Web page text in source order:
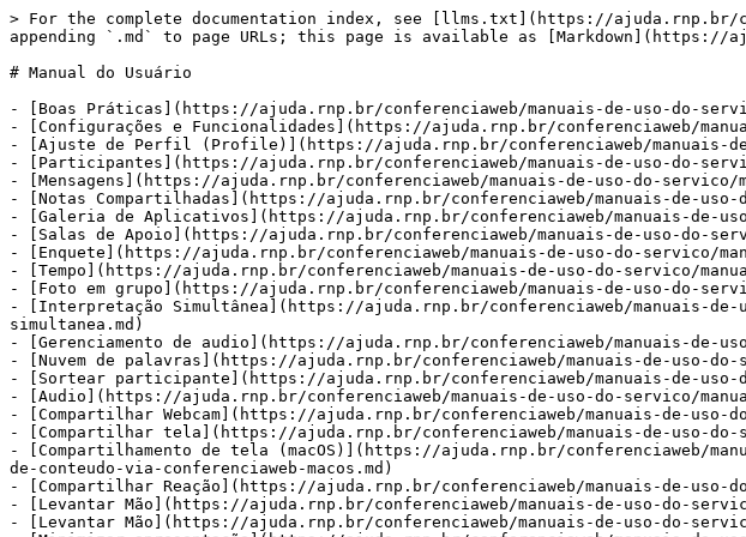
> For the complete documentation index, see [llms.txt](https://ajuda.rnp.br/conferenciaweb/llms.txt). Markdown versions of documentation pages are available by appending `.md` to page URLs; this page is available as [Markdown](https://ajuda.rnp.br/conferenciaweb/manuais-de-uso-do-servico/manual-do-usuario.md).

# Manual do Usuário

- [Boas Práticas](https://ajuda.rnp.br/conferenciaweb/manuais-de-uso-do-servico/manual-do-usuario/boas-praticas.md)
- [Configurações e Funcionalidades](https://ajuda.rnp.br/conferenciaweb/manuais-de-uso-do-servico/manual-do-usuario/configuracoes-e-funcionalidades.md)
- [Ajuste de Perfil (Profile)](https://ajuda.rnp.br/conferenciaweb/manuais-de-uso-do-servico/manual-do-usuario/configuracoes-e-funcionalidades/upload-de-arquivos.md)
- [Participantes](https://ajuda.rnp.br/conferenciaweb/manuais-de-uso-do-servico/manual-do-usuario/configuracoes-e-funcionalidades/participantes.md)
- [Mensagens](https://ajuda.rnp.br/conferenciaweb/manuais-de-uso-do-servico/manual-do-usuario/configuracoes-e-funcionalidades/upload-de-arquivos-1.md)
- [Notas Compartilhadas](https://ajuda.rnp.br/conferenciaweb/manuais-de-uso-do-servico/manual-do-usuario/configuracoes-e-funcionalidades/notas-compartilhadas.md)
- [Galeria de Aplicativos](https://ajuda.rnp.br/conferenciaweb/manuais-de-uso-do-servico/manual-do-usuario/configuracoes-e-funcionalidades/galeria-de-aplicativos.md)
- [Salas de Apoio](https://ajuda.rnp.br/conferenciaweb/manuais-de-uso-do-servico/manual-do-usuario/configuracoes-e-funcionalidades/salas-de-apoio.md)
- [Enquete](https://ajuda.rnp.br/conferenciaweb/manuais-de-uso-do-servico/manual-do-usuario/configuracoes-e-funcionalidades/enquete.md)
- [Tempo](https://ajuda.rnp.br/conferenciaweb/manuais-de-uso-do-servico/manual-do-usuario/configuracoes-e-funcionalidades/tempo.md)
- [Foto em grupo](https://ajuda.rnp.br/conferenciaweb/manuais-de-uso-do-servico/manual-do-usuario/configuracoes-e-funcionalidades/foto-em-grupo.md)
- [Interpretação Simultânea](https://ajuda.rnp.br/conferenciaweb/manuais-de-uso-do-servico/manual-do-usuario/configuracoes-e-funcionalidades/interpretacao-simultanea.md)
- [Gerenciamento de audio](https://ajuda.rnp.br/conferenciaweb/manuais-de-uso-do-servico/manual-do-usuario/configuracoes-e-funcionalidades/gerenciamento-de-audio.md)
- [Nuvem de palavras](https://ajuda.rnp.br/conferenciaweb/manuais-de-uso-do-servico/manual-do-usuario/configuracoes-e-funcionalidades/nuvem-de-palavras.md)
- [Sortear participante](https://ajuda.rnp.br/conferenciaweb/manuais-de-uso-do-servico/manual-do-usuario/configuracoes-e-funcionalidades/sortear-participante.md)
- [Audio](https://ajuda.rnp.br/conferenciaweb/manuais-de-uso-do-servico/manual-do-usuario/configuracoes-e-funcionalidades/audio.md)
- [Compartilhar Webcam](https://ajuda.rnp.br/conferenciaweb/manuais-de-uso-do-servico/manual-do-usuario/configuracoes-e-funcionalidades/compartilhar-webcam.md)
- [Compartilhar tela](https://ajuda.rnp.br/conferenciaweb/manuais-de-uso-do-servico/manual-do-usuario/configuracoes-e-funcionalidades/compartilhar-tela.md)
- [Compartilhamento de tela (macOS)](https://ajuda.rnp.br/conferenciaweb/manuais-de-uso-do-servico/manual-do-usuario/configuracoes-e-funcionalidades/compartilhamento-de-conteudo-via-conferenciaweb-macos.md)
- [Compartilhar Reação](https://ajuda.rnp.br/conferenciaweb/manuais-de-uso-do-servico/manual-do-usuario/configuracoes-e-funcionalidades/compartilhar-reacao.md)
- [Levantar Mão](https://ajuda.rnp.br/conferenciaweb/manuais-de-uso-do-servico/manual-do-usuario/configuracoes-e-funcionalidades/levantar-mao.md)
- [Levantar Mão](https://ajuda.rnp.br/conferenciaweb/manuais-de-uso-do-servico/manual-do-usuario/configuracoes-e-funcionalidades/levantar-mao-1.md)
- [Minimizar apresentação](https://ajuda.rnp.br/conferenciaweb/manuais-de-uso-do-servico/manual-do-usuario/configuracoes-e-funcionalidades/minimizar-apresentacao.md)
- [Area de mídia](https://ajuda.rnp.br/conferenciaweb/manuais-de-uso-do-servico/manual-do-usuario/configuracoes-e-funcionalidades/area-de-midia.md)
- [Transmissão (Streaming)](https://ajuda.rnp.br/conferenciaweb/manuais-de-uso-do-servico/manual-do-usuario/configuracoes-e-funcionalidades/transmissao-streaming.md)
- [Quadro branco](https://ajuda.rnp.br/conferenciaweb/manuais-de-uso-do-servico/manual-do-usuario/configuracoes-e-funcionalidades/quadro-branco.md)
- [Status da conexão](https://ajuda.rnp.br/conferenciaweb/manuais-de-uso-do-servico/manual-do-usuario/configuracoes-e-funcionalidades/status-da-conexao.md)
- [Configurações básicas antigo](https://ajuda.rnp.br/conferenciaweb/manuais-de-uso-do-servico/manual-do-usuario/configuracoes-basicas.md)
- [Apresentação - Upload de Arquivos](https://ajuda.rnp.br/